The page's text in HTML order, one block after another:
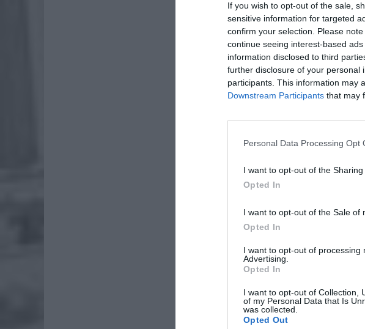
If you wish to opt-out of the sale,
sensitive information for targeted
confirm your selection. Please
continue seeing interest-based
information disclosed to third
further disclosure of your personal
participants. This information may
Downstream Participants that may
Personal Data Processing Opt
I want to opt-out of the
Opted In
I want to opt-out of the Sale of
Opted In
I want to opt-out of processing
Advertising.
Opted In
I want to opt-out of Collection,
of my Personal Data that Is
was collected.
Opted Out
ZOBACZ RÓWNIEŻ:
Lidl przecenił hit do
początek
4 sierpnia 2026 16:06
Pieniądze dla milionów
Wnioski wciąż można